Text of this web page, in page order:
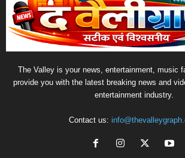
The Valley is your news, entertainment, music
provide you with the latest breaking news and
entertainment industry.
Contact us: